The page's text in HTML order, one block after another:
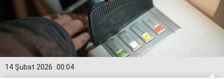
00:04
14 Şubat 2026